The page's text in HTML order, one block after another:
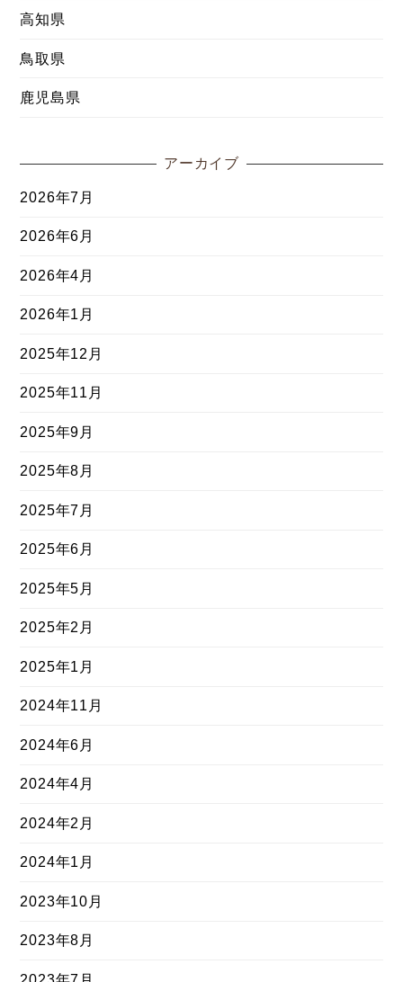
高知県
鳥取県
鹿児島県
アーカイブ
2026年7月
2026年6月
2026年4月
2026年1月
2025年12月
2025年11月
2025年9月
2025年8月
2025年7月
2025年6月
2025年5月
2025年2月
2025年1月
2024年11月
2024年6月
2024年4月
2024年2月
2024年1月
2023年10月
2023年8月